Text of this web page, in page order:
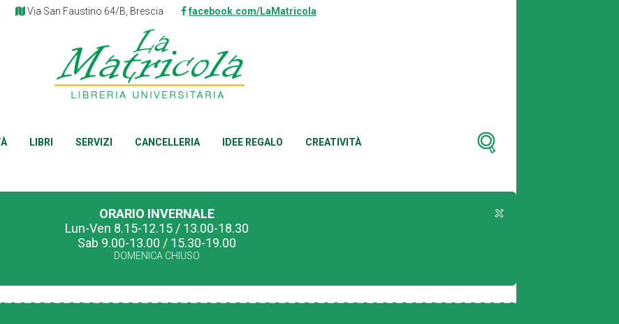
Via San Faustino 64/B, Brescia facebook.com/LaMatricola
LIBRI SERVIZI CANCELLERIA IDEE REGALO CREATIVITÀ
ORARIO INVERNALE
Lun-Ven 8.15-12.15 / 13.00-18.30
Sab 9.00-13.00 / 15.30-19.00
DOMENICA CHIUSO